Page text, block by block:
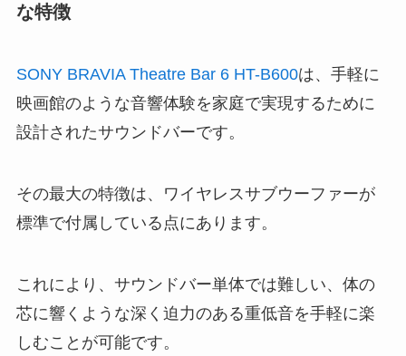
な特徴
SONY BRAVIA Theatre Bar 6 HT-B600は、手軽に
映画館のような音響体験を家庭で実現するために
設計されたサウンドバーです。
その最大の特徴は、ワイヤレスサブウーファーが
標準で付属している点にあります。
これにより、サウンドバー単体では難しい、体の
芯に響くような深く迫力のある重低音を手軽に楽
しむことが可能です。